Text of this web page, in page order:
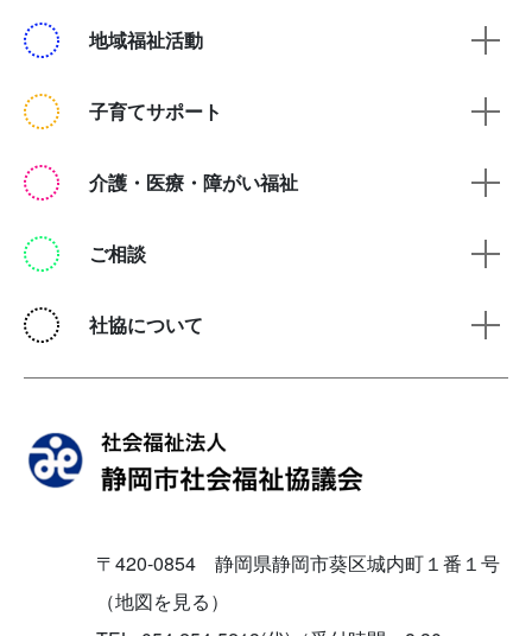
地域福祉活動
子育てサポート
介護・医療・障がい福祉
ご相談
社協について
〒420-0854 静岡県静岡市葵区城内町１番１号
（地図を見る）